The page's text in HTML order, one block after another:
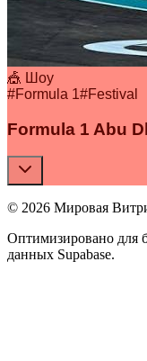
🎪 Шоу
#Formula 1#Festival
Formula 1 Abu
© 2026 Мировая
Оптимизировано для
данных Supabase.